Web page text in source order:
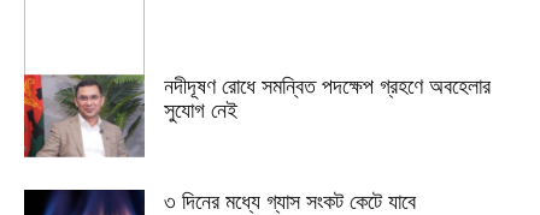
নদীদূষণ রোধে সমন্বিত পদক্ষেপ গ্রহণে অবহেলার
সুযোগ নেই
৩ দিনের মধ্যে গ্যাস সংকট কেটে যাবে